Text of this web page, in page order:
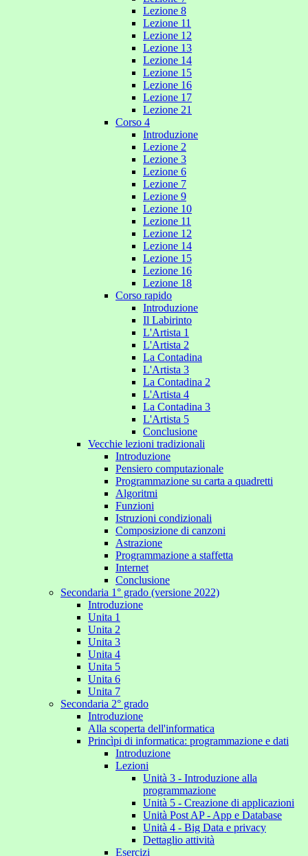
Lezione 8
Lezione 11
Lezione 12
Lezione 13
Lezione 14
Lezione 15
Lezione 16
Lezione 17
Lezione 21
Corso 4
Introduzione
Lezione 2
Lezione 3
Lezione 6
Lezione 7
Lezione 9
Lezione 10
Lezione 11
Lezione 12
Lezione 14
Lezione 15
Lezione 16
Lezione 18
Corso rapido
Introduzione
Il Labirinto
L'Artista 1
L'Artista 2
La Contadina
L'Artista 3
La Contadina 2
L'Artista 4
La Contadina 3
L'Artista 5
Conclusione
Vecchie lezioni tradizionali
Introduzione
Pensiero computazionale
Programmazione su carta a quadretti
Algoritmi
Funzioni
Istruzioni condizionali
Composizione di canzoni
Astrazione
Programmazione a staffetta
Internet
Conclusione
Secondaria 1° grado (versione 2022)
Introduzione
Unita 1
Unita 2
Unita 3
Unita 4
Unita 5
Unita 6
Unita 7
Secondaria 2° grado
Introduzione
Alla scoperta dell'informatica
Princìpi di informatica: programmazione e dati
Introduzione
Lezioni
Unità 3 - Introduzione alla
programmazione
Unità 5 - Creazione di applicazioni
Unità Post AP - App e Database
Unità 4 - Big Data e privacy
Dettaglio attività
Esercizi